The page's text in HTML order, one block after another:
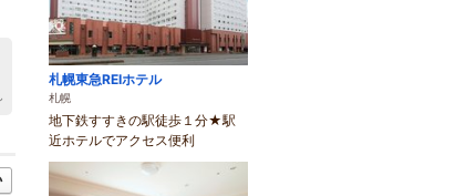
札幌東急REIホテル
札幌
地下鉄すすきの駅徒歩１分★駅
近ホテルでアクセス便利